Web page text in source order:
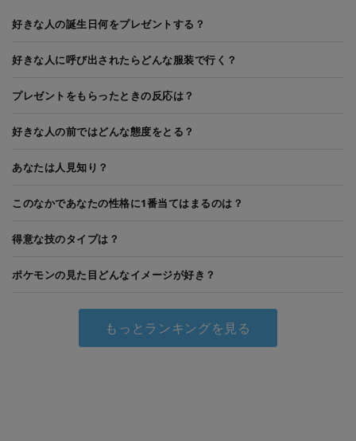
好きな人の誕生日何をプレゼントする？
好きな人に呼び出されたらどんな服装で行く？
プレゼントをもらったときの反応は？
好きな人の前ではどんな態度をとる？
あなたは人見知り？
このなかであなたの性格に1番当てはまるのは？
得意な技のタイプは？
ポケモンの見た目どんなイメージが好き？
もっとランキングを見る